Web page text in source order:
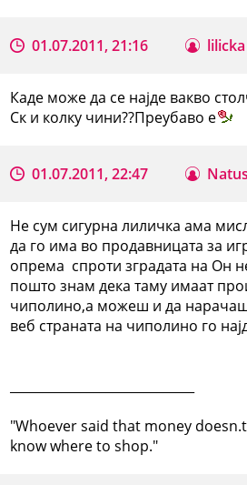
01.07.2011, 21:16 lilicka
Каде може да се најде вакво
Ск и колку чини??Преубаво е
01.07.2011, 22:47
Не сум сигурна лиличка ама
да го има во продавницата за
опрема спроти зградата на Он
пошто знам дека таму имаат
чиполино,а можеш и да нарачаш
веб страната на чиполино го
"Whoever said that money
know where to shop."